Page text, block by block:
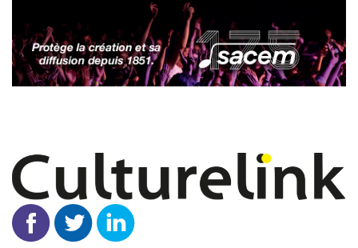
contenu
principal